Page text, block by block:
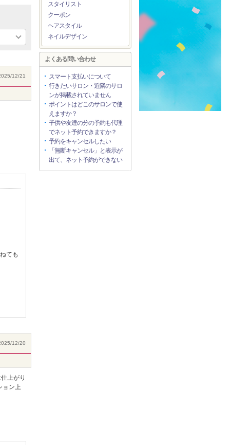
12/21
ても
12/20
上がり
ョン上
スタイリスト
クーポン
ヘアスタイル
ネイルデザイン
よくある問い合わせ
スマート支払いについて
行きたいサロン・近隣のサロ
ンが掲載されていません
ポイントはどこのサロンで使
えますか？
子供や友達の分の予約も代理
でネット予約できますか？
予約をキャンセルしたい
「無断キャンセル」と表示が
出て、ネット予約ができない